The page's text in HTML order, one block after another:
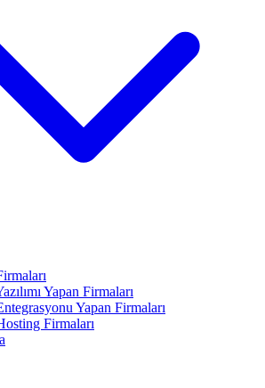
Yapan Firmaları
Yapan Firmaları
Firmaları